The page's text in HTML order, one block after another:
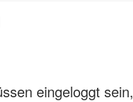
eingeloggt